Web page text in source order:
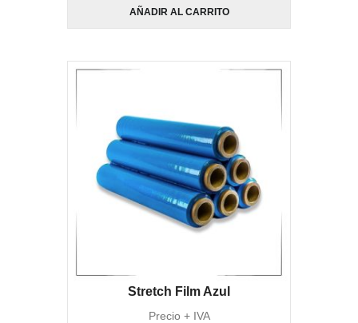
AÑADIR AL CARRITO
Stretch Film Azul
Precio + IVA